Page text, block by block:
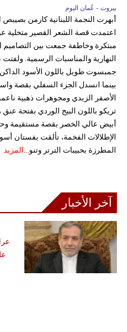
بيروت - عُمان اليوم
أبهرت النجمة اللبنانية كارمن
اعتمدت قصة الشعر القصير متخلية
مبتكرة وخاطفة جمعت بين التصاميم
النهارية والمناسبات الرسمية.
جمبسوت طويل باللون الأسود
بينما انسدل الجزء السفلي بقصة
الأصفر الزبدي ومجوهرات ذهبية
تريكو باللون البيج الوردي بفتحة
أبيض عالي الخصر بقصة مستقيمة
الإطلالات الفخمة، تألقت بفستان
المطرزة بحبيبات الترتر وتنو...
المزيد
آخر الأخبار